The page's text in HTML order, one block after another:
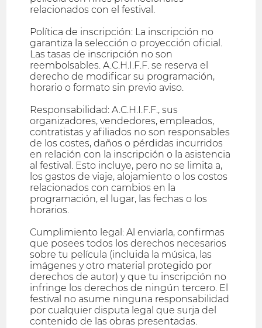
relacionados con el festival.
Política de inscripción: La inscripción no
garantiza la selección o proyección oficial.
Las tasas de inscripción no son
reembolsables. A.C.H.I.F.F. se reserva el
derecho de modificar su programación,
horario o formato sin previo aviso.
Responsabilidad: A.C.H.I.F.F., sus
organizadores, vendedores, empleados,
contratistas y afiliados no son responsables
de los costes, daños o pérdidas incurridos
en relación con la inscripción o la asistencia
al festival. Esto incluye, pero no se limita a,
los gastos de viaje, alojamiento o los costos
relacionados con cambios en la
programación, el lugar, las fechas o los
horarios.
Cumplimiento legal: Al enviarla, confirmas
que posees todos los derechos necesarios
sobre tu película (incluida la música, las
imágenes y otro material protegido por
derechos de autor) y que tu inscripción no
infringe los derechos de ningún tercero. El
festival no asume ninguna responsabilidad
por cualquier disputa legal que surja del
contenido de las obras presentadas.